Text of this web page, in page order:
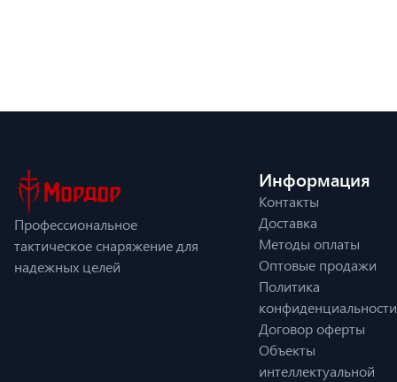
Профессиональное
тактическое снаряжение для
надежных целей
Информация
Контакты
Доставка
Методы оплаты
Оптовые продажи
Политика
конфиденциальности
Договор оферты
Объекты
интеллектуальной